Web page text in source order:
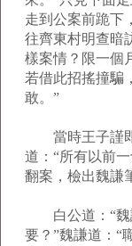
走到公案前跪下
往齊東村明查暗
樣案情？限一個
若借此招搖撞騙
敢。”
當時王子謹即
道：“所有以前
翻案，檢出魏謙
白公道：“魏
要？”魏謙道：“